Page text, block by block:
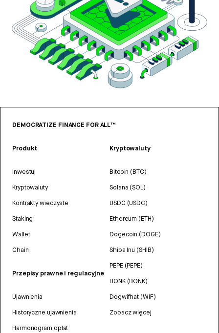
DEMOCRATIZE FINANCE FOR ALL™
Produkt
Inwestuj
Kryptowaluty
Kontrakty wieczyste
Staking
Wallet
Chain
Przepisy prawne i regulacyjne
Ujawnienia
Historyczne ujawnienia
Harmonogram opłat
Kryptowaluty
Bitcoin (BTC)
Solana (SOL)
USDC (USDC)
Ethereum (ETH)
Dogecoin (DOGE)
Shiba Inu (SHIB)
PEPE (PEPE)
BONK (BONK)
Dogwifhat (WIF)
Zobacz więcej